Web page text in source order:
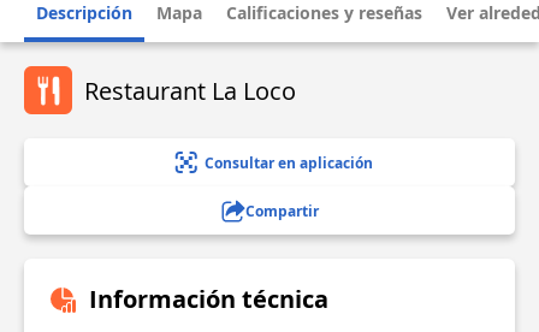
Descripción Mapa Calificaciones y reseñas Ver
Restaurant La Loco
Consultar en aplicación
Compartir
Información técnica